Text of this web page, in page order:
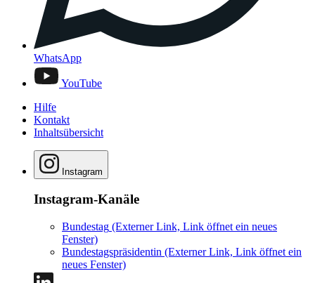
WhatsApp
YouTube
Hilfe
Kontakt
Inhaltsübersicht
Instagram
Instagram-Kanäle
Bundestag (Externer Link, Link öffnet ein neues
Fenster)
Bundestagspräsidentin (Externer Link, Link öffnet ein
neues Fenster)